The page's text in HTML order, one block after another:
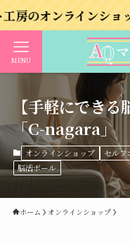
インショップはこちら
MENU
【手軽にできる
「C-nagara」
オンラインショップ セルフ
脳活ボール
ホーム オンラインショップ